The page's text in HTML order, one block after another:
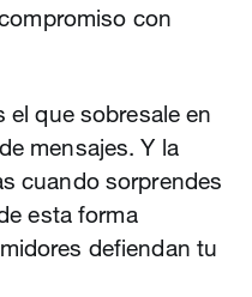
con
que sobresale en
mensajes. Y la
cuando sorprendes
esta forma
defiendan tu